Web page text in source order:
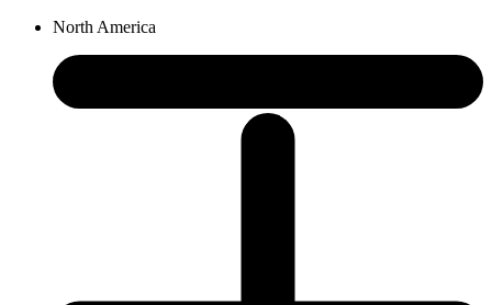
North America